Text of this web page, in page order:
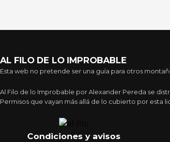
AL FILO DE LO IMPROBABLE
Esta web no pretende ser una guía para otros
Al Filo de lo Improbable por Alexander Pereda se
Permisos que vayan más allá de lo cubierto por esta
Condiciones y avisos